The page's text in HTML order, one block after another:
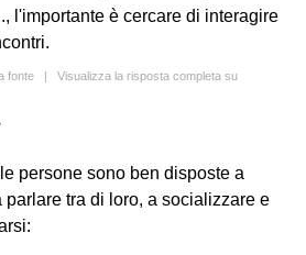
l'importante è cercare di interagire
fonte | Visualizza la risposta completa su
persone sono ben disposte a
parlare tra di loro, a socializzare e